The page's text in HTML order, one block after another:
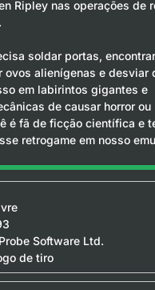
Ripley nas operações de
soldar portas,
ovos alienígenas e desviar
em labirintos gigantes e
de causar horror ou
é fã de ficção científica e
retrogame em nosso
Software Ltd.
de tiro